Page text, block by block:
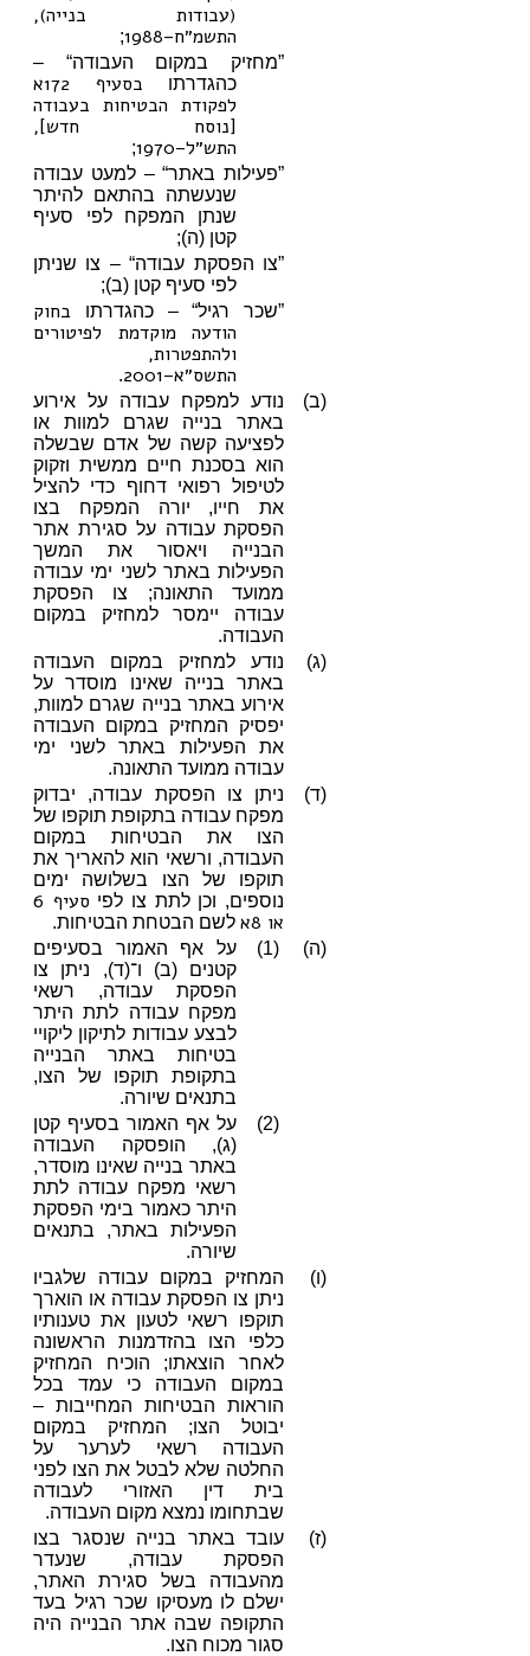
(עבודות בנייה),
התשמ״ח–1988
;
”מחזיק במקום העבודה“ –
כהגדרתו
בסעיף 172א
לפקודת הבטיחות בעבודה
[נוסח חדש],
התש״ל–1970
;
”פעילות באתר“ – למעט עבודה
שנעשתה בהתאם להיתר
שנתן המפקח לפי סעיף
קטן (ה);
”צו הפסקת עבודה“ – צו שניתן
לפי סעיף קטן (ב);
”שכר רגיל“ – כהגדרתו בחוק
הודעה מוקדמת לפיטורים
ולהתפטרות,
התשס״א–2001
.
(ב)
נודע למפקח עבודה על אירוע
באתר בנייה שגרם למוות או
לפציעה קשה של אדם שבשלה
הוא בסכנת חיים ממשית וזקוק
לטיפול רפואי דחוף כדי להציל
את חייו, יורה המפקח בצו
הפסקת עבודה על סגירת אתר
הבנייה ויאסור את המשך
הפעילות באתר לשני ימי עבודה
ממועד התאונה; צו הפסקת
עבודה יימסר למחזיק במקום
העבודה.
(ג)
נודע למחזיק במקום העבודה
באתר בנייה שאינו מוסדר על
אירוע באתר בנייה שגרם למוות,
יפסיק המחזיק במקום העבודה
את הפעילות באתר לשני ימי
עבודה ממועד התאונה.
(ד)
ניתן צו הפסקת עבודה, יבדוק
מפקח עבודה בתקופת תוקפו של
הצו את הבטיחות במקום
העבודה, ורשאי הוא להאריך את
תוקפו של הצו בשלושה ימים
נוספים, וכן לתת צו לפי סעיף 6
או 8א
לשם הבטחת הבטיחות.
(ה)
(1)
על אף האמור בסעיפים
קטנים (ב) ו־(ד), ניתן צו
הפסקת עבודה, רשאי
מפקח עבודה לתת היתר
לבצע עבודות לתיקון ליקויי
בטיחות באתר הבנייה
בתקופת תוקפו של הצו,
בתנאים שיורה.
(2)
על אף האמור בסעיף קטן
(ג), הופסקה העבודה
באתר בנייה שאינו מוסדר,
רשאי מפקח עבודה לתת
היתר כאמור בימי הפסקת
הפעילות באתר, בתנאים
שיורה.
(ו)
המחזיק במקום עבודה שלגביו
ניתן צו הפסקת עבודה או הוארך
תוקפו רשאי לטעון את טענותיו
כלפי הצו בהזדמנות הראשונה
לאחר הוצאתו; הוכיח המחזיק
במקום העבודה כי עמד בכל
הוראות הבטיחות המחייבות –
יבוטל הצו; המחזיק במקום
העבודה רשאי לערער על
החלטה שלא לבטל את הצו לפני
בית דין האזורי לעבודה
שבתחומו נמצא מקום העבודה.
(ז)
עובד באתר בנייה שנסגר בצו
הפסקת עבודה, שנעדר
מהעבודה בשל סגירת האתר,
ישלם לו מעסיקו שכר רגיל בעד
התקופה שבה אתר הבנייה היה
סגור מכוח הצו.